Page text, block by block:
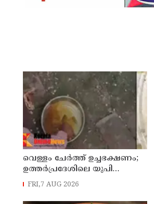
വെള്ളം ചേര്‍ത്ത് ഉച്ചഭക്ഷണം;
ഉത്തര്‍പ്രദേശിലെ യുപി
സ്‌കൂളില്‍ പ്രധാനാധ്യാപകന്
FRI,7 AUG 2026